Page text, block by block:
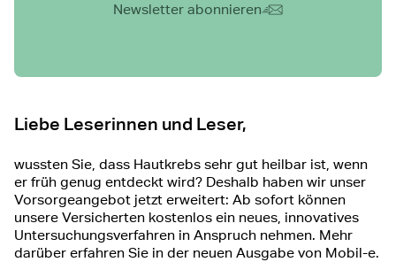
Newsletter abonnieren
Liebe Leserinnen und Leser,
wussten Sie, dass Hautkrebs sehr gut heilbar ist, wenn
er früh genug entdeckt wird? Deshalb haben wir unser
Vorsorgeangebot jetzt erweitert: Ab sofort können
unsere Versicherten kostenlos ein neues, innovatives
Untersuchungsverfahren in Anspruch nehmen. Mehr
darüber erfahren Sie in der neuen Ausgabe von Mobil-e.